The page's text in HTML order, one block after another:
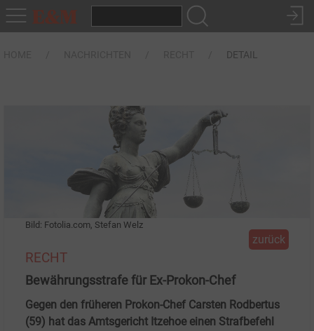
DETAIL
Bild: Fotolia.com, Stefan Welz
zurück
RECHT
Bewährungsstrafe für Ex-Prokon-Chef
Gegen den früheren Prokon-Chef Carsten Rodbertus
(59) hat das Amtsgericht Itzehoe einen Strafbefehl